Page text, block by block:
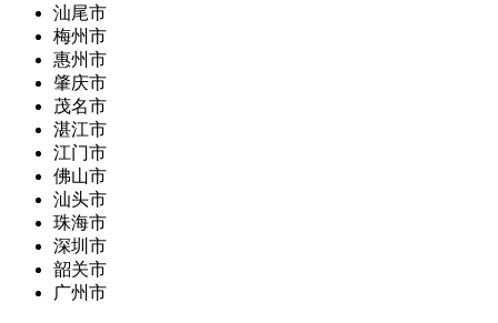
汕尾市
梅州市
惠州市
肇庆市
茂名市
湛江市
江门市
佛山市
汕头市
珠海市
深圳市
韶关市
广州市